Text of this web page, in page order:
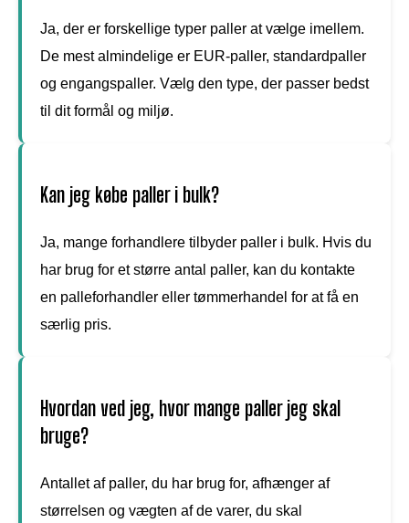
Ja, der er forskellige typer paller at vælge imellem.
De mest almindelige er EUR-paller, standardpaller
og engangspaller. Vælg den type, der passer bedst
til dit formål og miljø.
Kan jeg købe paller i bulk?
Ja, mange forhandlere tilbyder paller i bulk. Hvis du
har brug for et større antal paller, kan du kontakte
en palleforhandler eller tømmerhandel for at få en
særlig pris.
Hvordan ved jeg, hvor mange paller jeg skal
bruge?
Antallet af paller, du har brug for, afhænger af
størrelsen og vægten af de varer, du skal